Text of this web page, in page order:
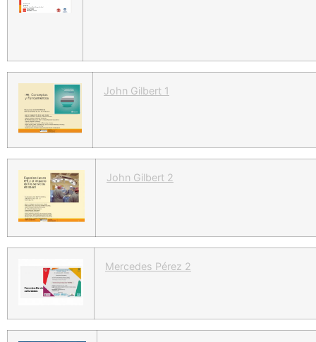
John Gilbert 1
John Gilbert 2
Mercedes Pérez 2